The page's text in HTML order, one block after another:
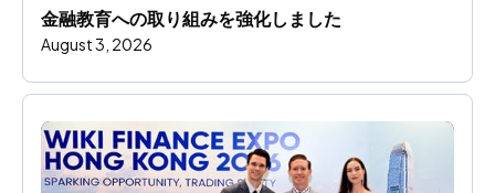
金融教育への取り組みを強化しました
August 3, 2026